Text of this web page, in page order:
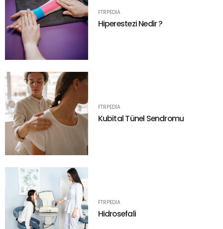
FTRPEDIA
Hiperestezi Nedir ?
FTRPEDIA
Kubital Tünel Sendromu
FTRPEDIA
Hidrosefali